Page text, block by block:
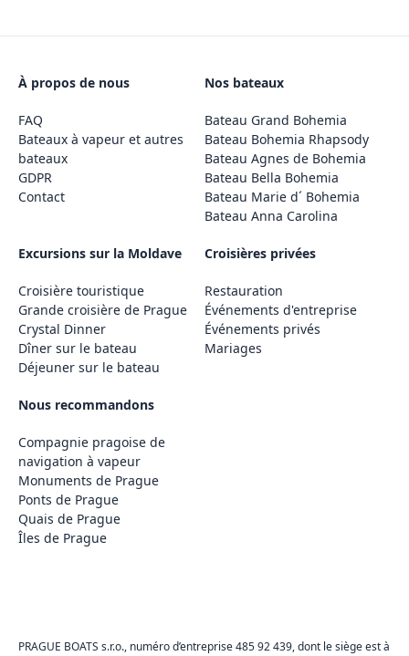
À propos de nous
FAQ
Bateaux à vapeur et autres
bateaux
GDPR
Contact
Nos bateaux
Bateau Grand Bohemia
Bateau Bohemia Rhapsody
Bateau Agnes de Bohemia
Bateau Bella Bohemia
Bateau Marie d´ Bohemia
Bateau Anna Carolina
Excursions sur la Moldave
Croisière touristique
Grande croisière de Prague
Crystal Dinner
Dîner sur le bateau
Déjeuner sur le bateau
Croisières privées
Restauration
Événements d'entreprise
Événements privés
Mariages
Nous recommandons
Compagnie pragoise de
navigation à vapeur
Monuments de Prague
Ponts de Prague
Quais de Prague
Îles de Prague
PRAGUE BOATS s.r.o., numéro d’entreprise 485 92 439, dont le siège est à